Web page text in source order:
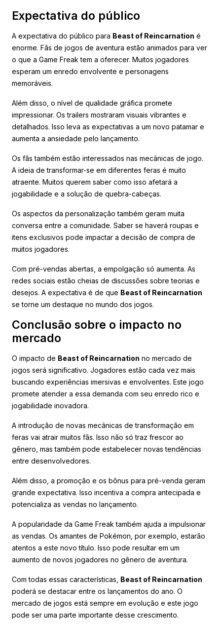
Expectativa do público
A expectativa do público para Beast of Reincarnation é
enorme. Fãs de jogos de aventura estão animados para ver
o que a Game Freak tem a oferecer. Muitos jogadores
esperam um enredo envolvente e personagens
memoráveis.
Além disso, o nível de qualidade gráfica promete
impressionar. Os trailers mostraram visuais vibrantes e
detalhados. Isso leva as expectativas a um novo patamar e
aumenta a ansiedade pelo lançamento.
Os fãs também estão interessados nas mecânicas de jogo.
A ideia de transformar-se em diferentes feras é muito
atraente. Muitos querem saber como isso afetará a
jogabilidade e a solução de quebra-cabeças.
Os aspectos da personalização também geram muita
conversa entre a comunidade. Saber se haverá roupas e
itens exclusivos pode impactar a decisão de compra de
muitos jogadores.
Com pré-vendas abertas, a empolgação só aumenta. As
redes sociais estão cheias de discussões sobre teorias e
desejos. A expectativa é de que Beast of Reincarnation
se torne um destaque no mundo dos jogos.
Conclusão sobre o impacto no
mercado
O impacto de Beast of Reincarnation no mercado de
jogos será significativo. Jogadores estão cada vez mais
buscando experiências imersivas e envolventes. Este jogo
promete atender a essa demanda com seu enredo rico e
jogabilidade inovadora.
A introdução de novas mecânicas de transformação em
feras vai atrair muitos fãs. Isso não só traz frescor ao
gênero, mas também pode estabelecer novas tendências
entre desenvolvedores.
Além disso, a promoção e os bônus para pré-venda geram
grande expectativa. Isso incentiva a compra antecipada e
potencializa as vendas no lançamento.
A popularidade da Game Freak também ajuda a impulsionar
as vendas. Os amantes de Pokémon, por exemplo, estarão
atentos a este novo título. Isso pode resultar em um
aumento de novos jogadores no gênero de aventura.
Com todas essas características, Beast of Reincarnation
poderá se destacar entre os lançamentos do ano. O
mercado de jogos está sempre em evolução e este jogo
pode ser uma parte importante desse crescimento.